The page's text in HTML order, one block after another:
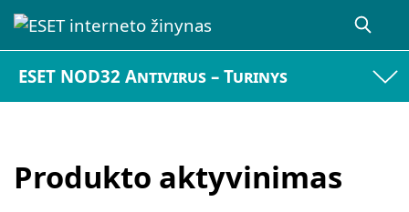
ESET NOD32 Antivirus – Turinys
Produkto aktyvinimas